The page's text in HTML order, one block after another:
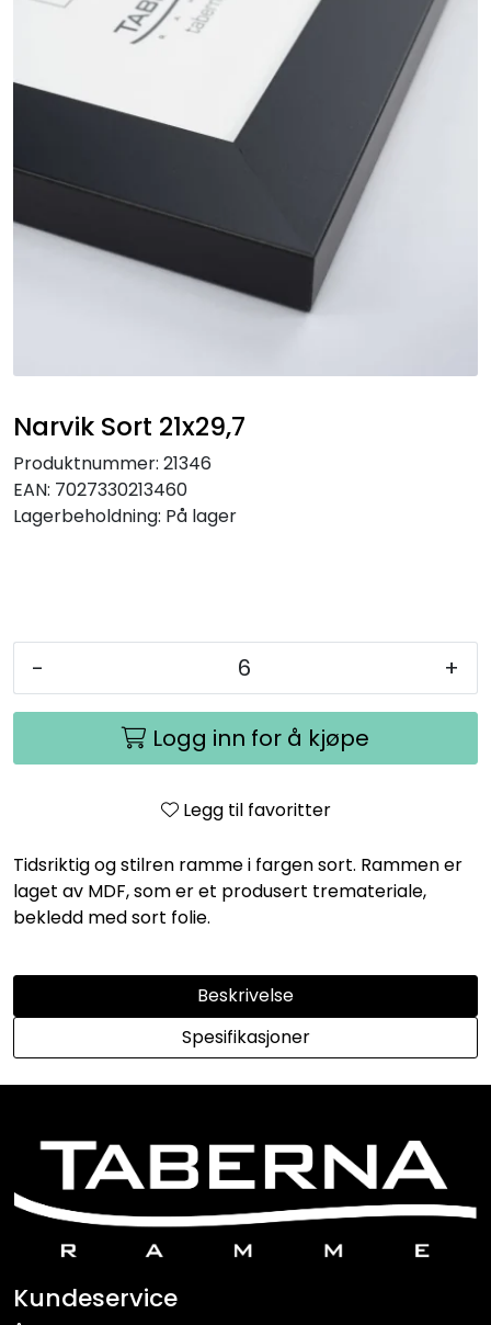
Narvik Sort 21x29,7
Produktnummer: 21346
EAN: 7027330213460
Lagerbeholdning: På lager
- +
Logg inn for å kjøpe
Legg til favoritter
Tidsriktig og stilren ramme i fargen sort. Rammen er
laget av MDF, som er et produsert tremateriale,
bekledd med sort folie.
Beskrivelse
Spesifikasjoner
Kundeservice
Trykk av bilder/skilt og innramming